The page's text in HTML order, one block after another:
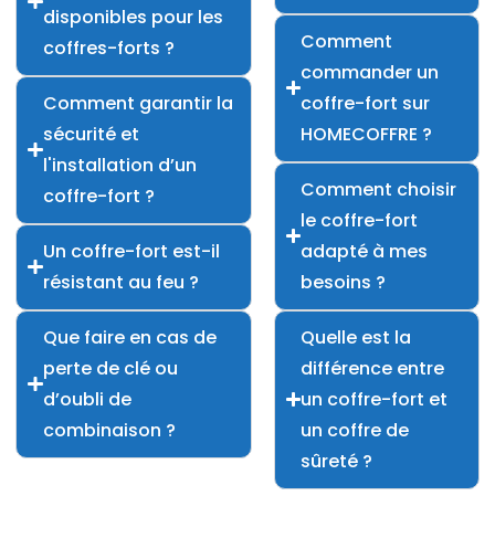
disponibles pour les
coffres-forts ?
Comment garantir la
sécurité et
l'installation d’un
coffre-fort ?
Un coffre-fort est-il
résistant au feu ?
Que faire en cas de
perte de clé ou
d’oubli de
combinaison ?
Comment
commander un
coffre-fort sur
HOMECOFFRE ?
Comment choisir
le coffre-fort
adapté à mes
besoins ?
Quelle est la
différence entre
un coffre-fort et
un coffre de
sûreté ?